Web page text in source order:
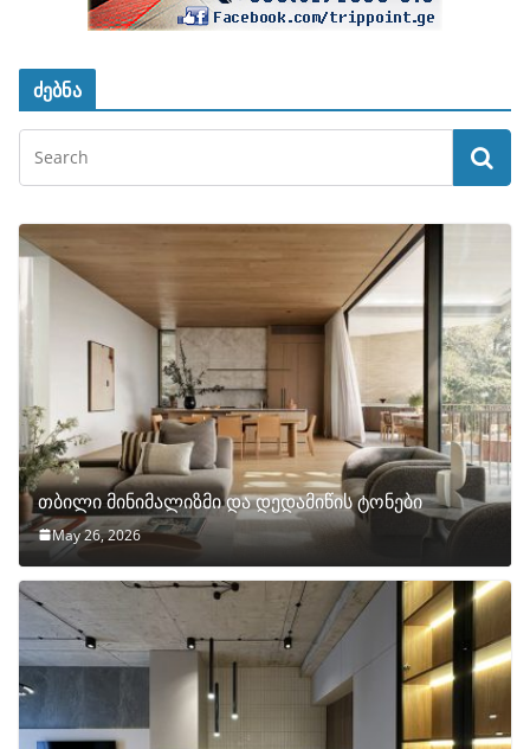
ძებნა
თბილი მინიმალიზმი და დედამიწის ტონები
May 26, 2026